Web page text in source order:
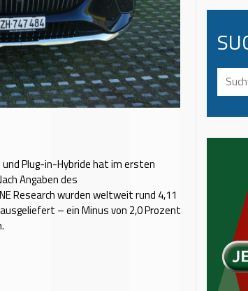
Plug-in-Hybride hat im ersten
Angaben des
Research wurden weltweit rund 4,11
– ein Minus von 2,0 Prozent